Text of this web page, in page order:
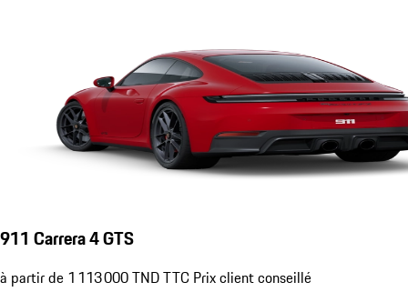
911 Carrera 4 GTS
à partir de 1 113 000 TND TTC Prix client conseillé